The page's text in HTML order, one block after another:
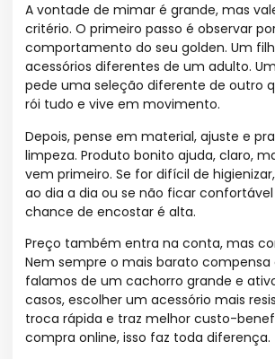
A vontade de mimar é grande, mas
critério. O primeiro passo é observar
comportamento do seu golden. Um
acessórios diferentes de um adulto.
pede uma seleção diferente de outro
rói tudo e vive em movimento.
Depois, pense em material, ajuste e
limpeza. Produto bonito ajuda, claro,
vem primeiro. Se for difícil de
ao dia a dia ou se não ficar
chance de encostar é alta.
Preço também entra na conta, mas
Nem sempre o mais barato compensa
falamos de um cachorro grande e
casos, escolher um acessório mais
troca rápida e traz melhor custo-
compra online, isso faz toda diferença.